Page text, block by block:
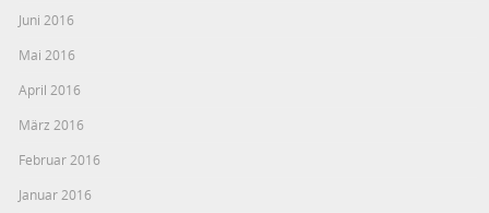
Juni 2016
Mai 2016
April 2016
März 2016
Februar 2016
Januar 2016